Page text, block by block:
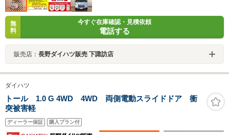
無
料
今すぐ在庫確認・見積依頼
電話する
販売店： 長野ダイハツ販売 下諏訪店
ダイハツ
トール 1.0 G 4WD 4WD 両側電動スライドドア 衝
突被害軽
ディーラー保証 購入プラン付